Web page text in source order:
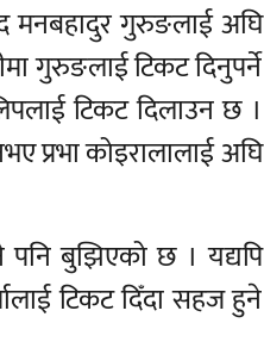
मनबहादुर गुरुङलाई अघि
गुरुङलाई टिकट दिनुपर्ने
टिकट दिलाउन छ ।
प्रभा कोइरालालाई अघि
पनि बुझिएको छ । यद्यपि
टिकट दिँदा सहज हुने